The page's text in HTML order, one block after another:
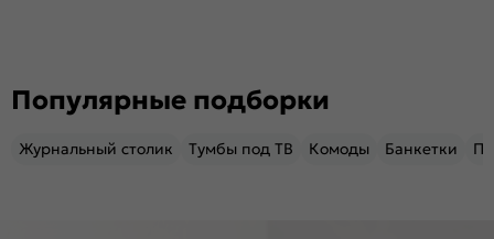
Популярные подборки
Журнальный столик Тумбы под ТВ Комоды Банкетки